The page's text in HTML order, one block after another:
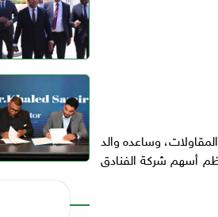
وساعده والد
أسهم شركة الفنادق